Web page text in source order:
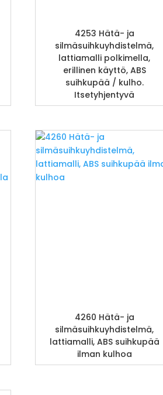
4253 Hätä- ja
silmäsuihkuyhdistelmä,
lattiamalli polkimella,
erillinen käyttö, ABS
suihkupää / kulho.
Itsetyhjentyvä
4260 Hätä- ja
silmäsuihkuyhdistelmä,
lattiamalli, ABS suihkupää
ilman kulhoa